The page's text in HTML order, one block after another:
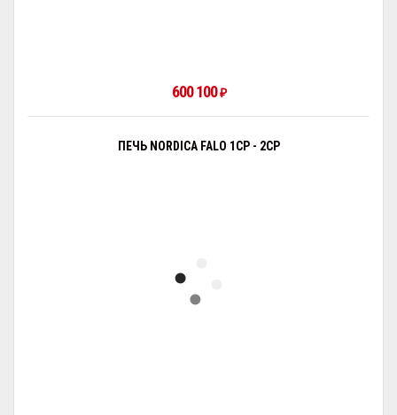
600 100₽
ПЕЧЬ NORDICA FALO 1CP - 2CP